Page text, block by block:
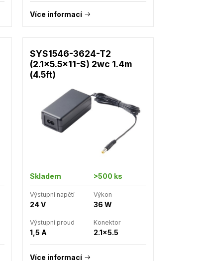
Více informací
SYS1546-3624-T2
(2.1x5.5x11-S) 2wc 1.4m
(4.5ft)
Skladem >500 ks
Výstupní napětí
24 V
Výkon
36 W
Výstupní proud
1,5 A
Konektor
2.1x5.5
Více informací